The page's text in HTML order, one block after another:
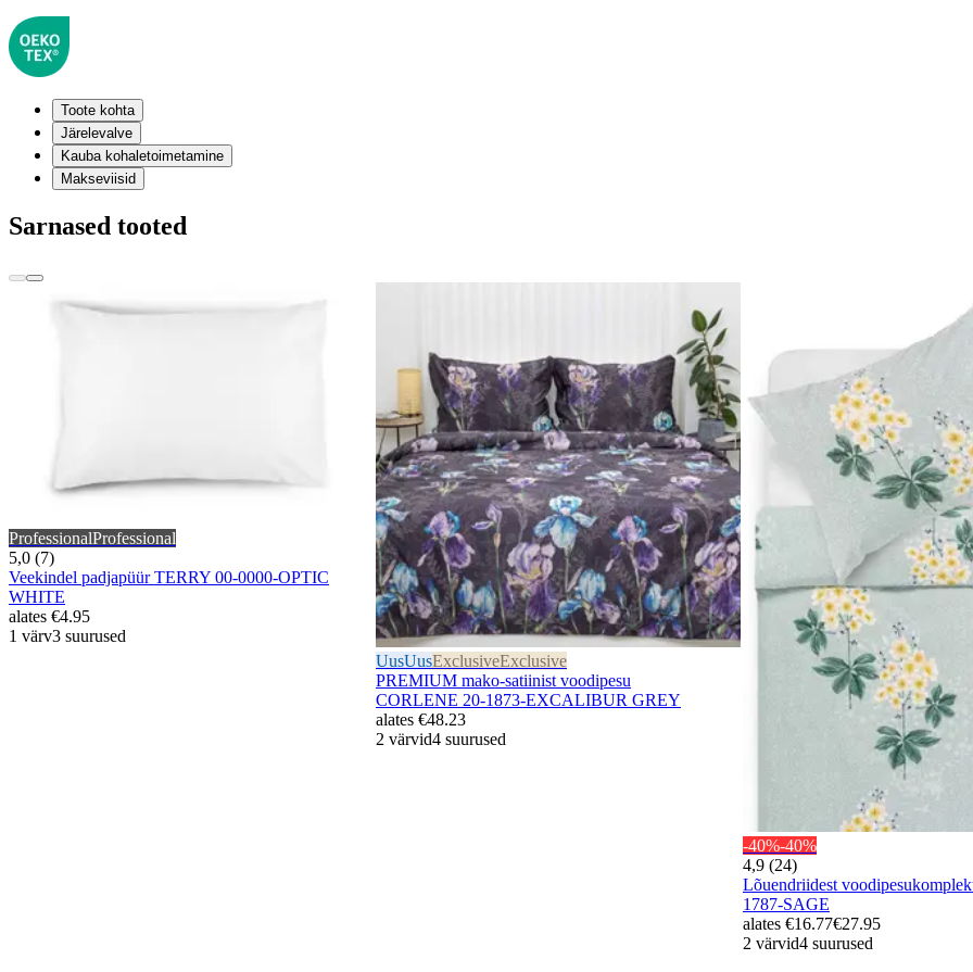
Toote kohta
Järelevalve
Kauba kohaletoimetamine
Makseviisid
Sarnased tooted
ProfessionalProfessional
5,0 (7)
Veekindel padjapüür TERRY 00-0000-OPTIC
WHITE
alates €4.95
1 värv3 suurused
UusUusExclusiveExclusive
PREMIUM mako-satiinist voodipesu
CORLENE 20-1873-EXCALIBUR GREY
alates €48.23
2 värvid4 suurused
-40%-40%
4,9 (24)
Lõuendriidest
1787-SAGE
alates €16.77€27.95
2 värvid4 suurused